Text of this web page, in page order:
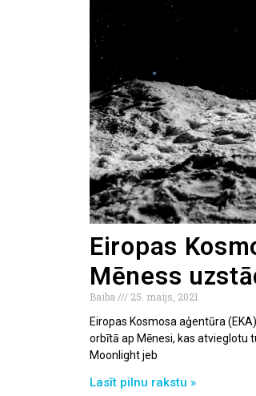
Eiropas
Mēness
Baiba
25. maijs, 2021
Eiropas Kosmosa aģentūra
orbītā ap Mēnesi, kas atvieglotu
Moonlight jeb
Lasīt pilnu rakstu »